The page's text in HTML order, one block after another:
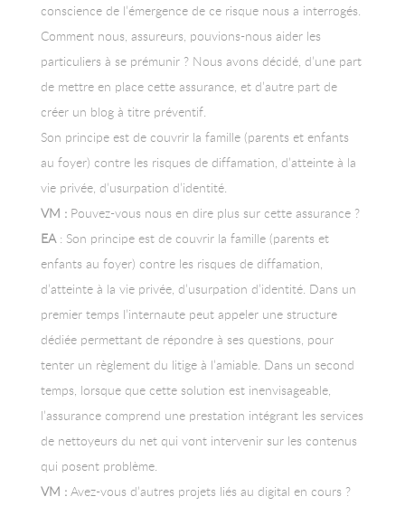
conscience de l’émergence de ce risque nous a interrogés.
Comment nous, assureurs, pouvions-nous aider les
particuliers à se prémunir ? Nous avons décidé, d’une part
de mettre en place cette assurance, et d’autre part de
créer un blog à titre préventif.
Son principe est de couvrir la famille (parents et enfants
au foyer) contre les risques de diffamation, d’atteinte à la
vie privée, d’usurpation d’identité.
VM : Pouvez-vous nous en dire plus sur cette assurance ?
EA: Son principe est de couvrir la famille (parents et
enfants au foyer) contre les risques de diffamation,
d’atteinte à la vie privée, d’usurpation d’identité. Dans un
premier temps l’internaute peut appeler une structure
dédiée permettant de répondre à ses questions, pour
tenter un règlement du litige à l’amiable. Dans un second
temps, lorsque que cette solution est inenvisageable,
l’assurance comprend une prestation intégrant les services
de nettoyeurs du net qui vont intervenir sur les contenus
qui posent problème.
VM : Avez-vous d’autres projets liés au digital en cours ?